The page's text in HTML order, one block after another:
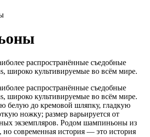
распространённые съедобные
широко культивируемые во всём мире.
распространённые съедобные
широко культивируемые во всём мире.
белую до кремовой шляпку, гладкую
ножку; размер варьируется от
экземпляров. Родом шампиньоны из
но современная история — это история